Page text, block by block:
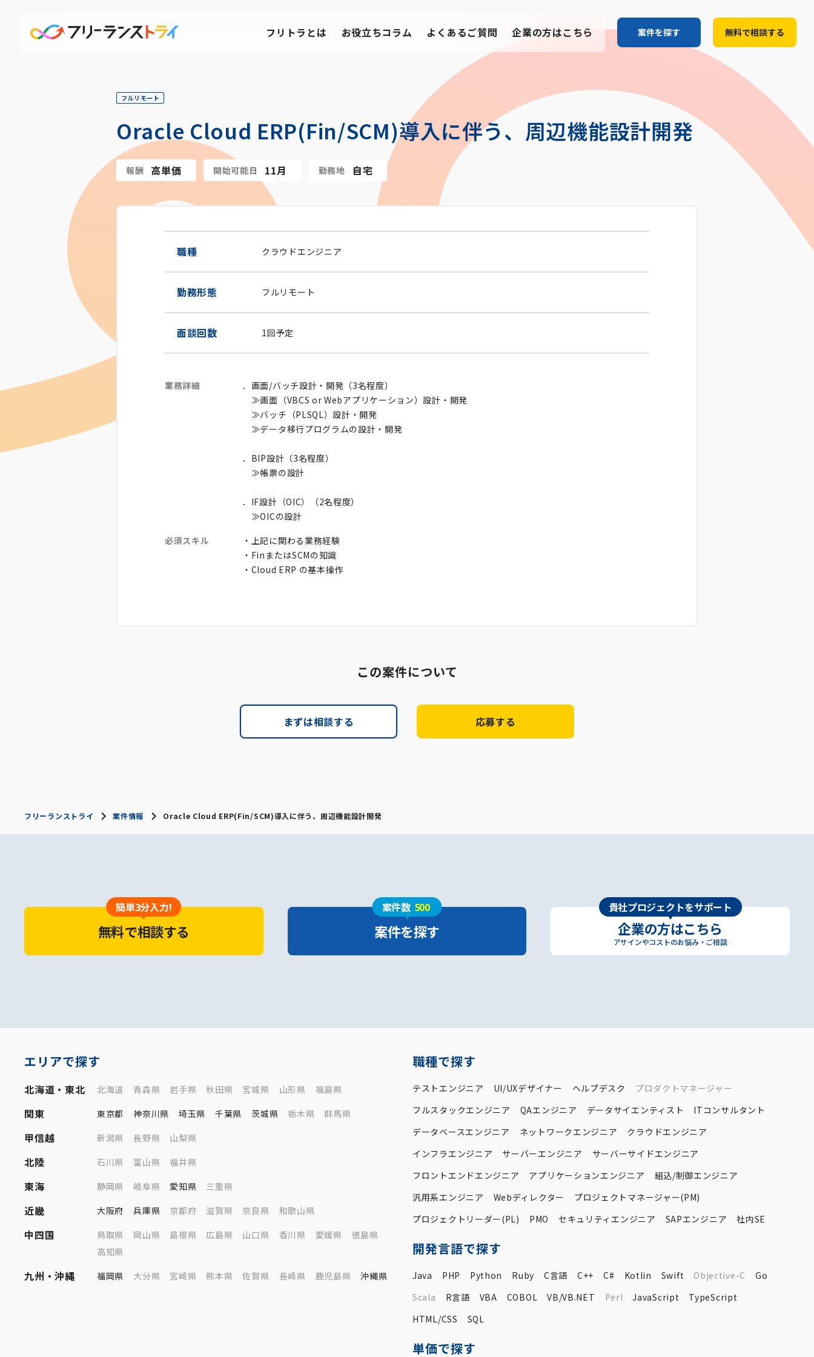
フリトラとは お役立ちコラム よくあるご質問 企業の方はこちら 案件を探す 無料で相談する
フルリモート
Oracle Cloud ERP(Fin/SCM)導入に伴う、周辺機能設計開発
報酬 高単価 開始可能日 11月 勤務地 自宅
職種 クラウドエンジニア
勤務形態 フルリモート
面談回数 1回予定
業務詳細
．画面/バッチ設計・開発（3名程度）
≫画面（VBCS or Webアプリケーション）設計・開発
≫バッチ（PLSQL）設計・開発
≫データ移行プログラムの設計・開発
．BIP設計（3名程度）
≫帳票の設計
．IF設計（OIC）（2名程度）
≫OICの設計
必須スキル
・上記に関わる業務経験
・FinまたはSCMの知識
・Cloud ERP の基本操作
この案件について
まずは相談する 応募する
フリーランストライ 案件情報 Oracle Cloud ERP(Fin/SCM)導入に伴う、周辺機能設計開発
簡単3分入力!
無料で相談する
案件数 500
案件を探す
貴社プロジェクトをサポート
企業の方はこちら
アサインやコストのお悩み・ご相談
エリアで探す
北海道・東北 北海道 青森県 岩手県 秋田県 宮城県 山形県 福島県
関東 東京都 神奈川県 埼玉県 千葉県 茨城県 栃木県 群馬県
甲信越 新潟県 長野県 山梨県
北陸 石川県 富山県 福井県
東海 静岡県 岐阜県 愛知県 三重県
近畿 大阪府 兵庫県 京都府 滋賀県 奈良県 和歌山県
中四国 鳥取県 岡山県 島根県 広島県 山口県 香川県 愛媛県
徳島県
高知県
九州・沖縄 福岡県 大分県 宮崎県 熊本県 佐賀県 長崎県 鹿児島県 沖縄県
職種で探す
テストエンジニア UI/UXデザイナー ヘルプデスク
プロダクトマネージャー
フルスタックエンジニア
QAエンジニア データサイエンティスト
ITコンサルタント
データベースエンジニア
ネットワークエンジニア
クラウドエンジニア
インフラエンジニア
サーバーエンジニア
サーバーサイドエンジニア
フロントエンドエンジニア
アプリケーションエンジニア
組込/制御エンジニア
汎用系エンジニア
Webディレクター
プロジェクトマネージャー(PM)
プロジェクトリーダー(PL)
PMO セキュリティエンジニア SAPエンジニア 社内SE
開発言語で探す
Java PHP Python Ruby C言語 C++ C# Kotlin Swift Objective-C
Go
Scala
R言語 VBA COBOL VB/VB.NET Perl JavaScript
TypeScript
HTML/CSS
SQL
単価で探す